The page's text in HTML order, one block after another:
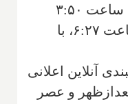
انجام نشده، اما پرواز بعدی ساعت ۳:۵۰
بعدازظهر وست جت، در ساعت ۶:۲۷، با
آنلاین اعلانی
و عصر